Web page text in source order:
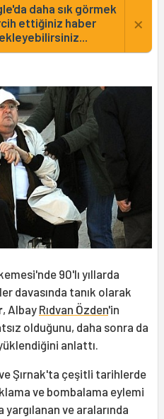
daha sık görmek
ettiğiniz haber
×
90'lı yıllarda
davasında tanık olarak
, Albay Rıdvan Özden'in
olduğunu, daha sonra da
anlattı.
Şırnak'ta çeşitli tarihlerde
ve bombalama eylemi
ve aralarında